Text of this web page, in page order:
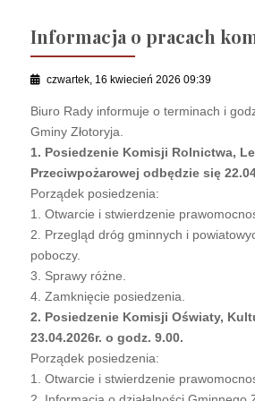
Informacja o pracach
czwartek, 16 kwiecień 2026 09:39
Biuro Rady informuje o terminach i
Gminy Złotoryja.
1. Posiedzenie Komisji Rolnictwa,
Przeciwpożarowej odbędzie się
Porządek posiedzenia:
1. Otwarcie i stwierdzenie
2. Przegląd dróg gminnych i
poboczy.
3. Sprawy różne.
4. Zamknięcie posiedzenia.
2. Posiedzenie Komisji Oświaty,
23.04.2026r. o godz. 9.00.
Porządek posiedzenia:
1. Otwarcie i stwierdzenie